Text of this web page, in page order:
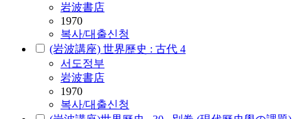
岩波書店
1970
복사/대출신청
(岩波講座) 世界歷史 : 古代 4
서도정부
岩波書店
1970
복사/대출신청